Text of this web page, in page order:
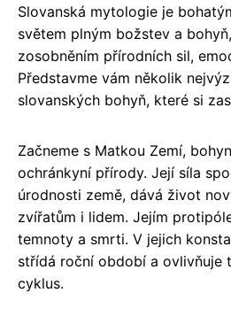
Slovanská mytologie je
světem plným božstev a
zosobněním přírodních sil,
Představme vám několik
slovanských bohyň, které si
Začneme s Matkou Zemí,
ochránkyní přírody. Její síla
úrodnosti země, dává život
zvířatům i lidem. Jejím
temnoty a smrti. V jejich
střídá roční období a ovlivňuje
cyklus.